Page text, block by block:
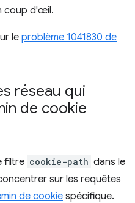
coup d'œil.
le problème 1041830 de
réseau qui
de cookie
filtre cookie-path dans le
sur les requêtes
de cookie spécifique.